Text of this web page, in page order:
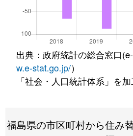
出典：政府統計の総合窓口
w.e-stat.go.jp/）
「社会・人口統計体系」を
福島県の市区町村から住み